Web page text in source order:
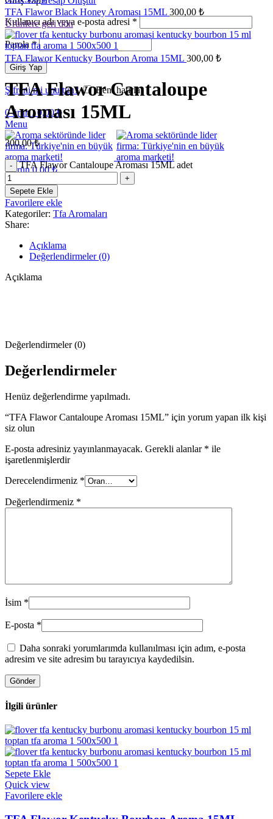
Kullanıcı adı veya e-posta adresi *
Parola*
Giriş Yap
Şifreni mi unuttun? Beni hatırla
0ürün / 0,00₺
Menu
0ürün 0,00₺
TFA Flawor Black Honey Aroması 15ML 300,00 ₺
Ürünlere geri dön
TFA Flawor Kentucky Bourbon Aroma 15ML 300,00 ₺
TFA Flawor Cantaloupe
Aroması 15ML
300,00₺
TFA Flawor Cantaloupe Aroması 15ML adet
Sepete Ekle
Favorilere ekle
Kategoriler: Tfa Aromaları
Share:
Açıklama
Değerlendirmeler (0)
Açıklama
Değerlendirmeler (0)
Değerlendirmeler
Henüz değerlendirme yapılmadı.
“TFA Flawor Cantaloupe Aroması 15ML” için yorum yapan ilk kişi
siz olun
E-posta adresiniz yayınlanmayacak. Gerekli alanlar * ile
işaretlenmişlerdir
Derecelendirmeniz *
Değerlendirmeniz *
İsim *
E-posta *
Daha sonraki yorumlarımda kullanılması için adım, e-posta
adresim ve site adresim bu tarayıcıya kaydedilsin.
İlgili ürünler
Sepete Ekle
Quick view
Favorilere ekle